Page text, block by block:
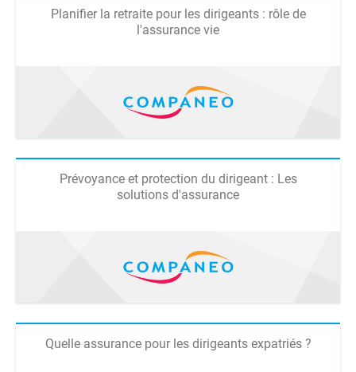
Planifier la retraite pour les dirigeants : rôle de
l'assurance vie
Prévoyance et protection du dirigeant : Les
solutions d'assurance
Quelle assurance pour les dirigeants expatriés ?